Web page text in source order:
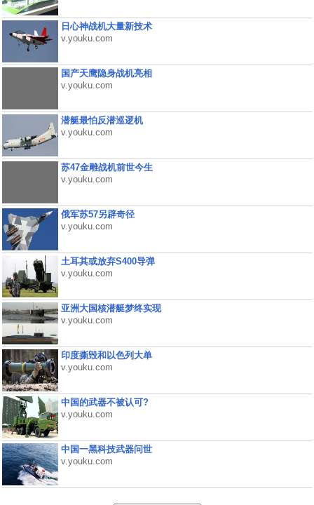
日心神战机大量新技术
v.youku.com
国产天鹰隐身战机亮相
v.youku.com
潜艇最怕反潜巡逻机
v.youku.com
苏47金雕战机前世今生
v.youku.com
俄军苏57另辟奇径
v.youku.com
土耳其或放弃S400导弹
v.youku.com
亚洲大国核潜艇梦终实现
v.youku.com
印度撕毁和以色列大单
v.youku.com
中国的武器不被认可?
v.youku.com
中国一黑科技武器问世
v.youku.com